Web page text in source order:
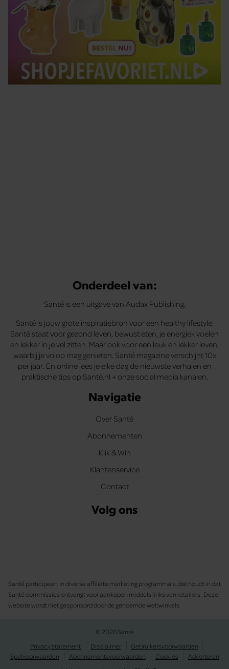
Onderdeel van:
Santé is een uitgave van Audax Publishing.
Santé is jouw grote inspiratiebron voor een healthy lifestyle.
Santé staat voor gezond leven, bewust eten, je energiek voelen
en lekker in je vel zitten. Maar ook voor een leuk en lekker leven,
waarbij je volop mag genieten. Santé magazine verschijnt 10x
per jaar. En online lees je elke dag de nieuwste verhalen en
praktische tips op Santé.nl + onze social media kanalen.
Navigatie
Over Santé
Abonnementen
Klik & Win
Klantenservice
Contact
Volg ons
Santé participeert in diverse affiliate marketing programma’s, dat houdt in dat
Santé commissies ontvangt voor aankopen middels links van retailers. Deze
website wordt niet gesponsord door de genoemde webwinkels.
© 2026 Santé
Privacy statement
Disclaimer
Gebruikersvoorwaarden
Spelvoorwaarden
Abonnementsvoorwaarden Cookies
Adverteren